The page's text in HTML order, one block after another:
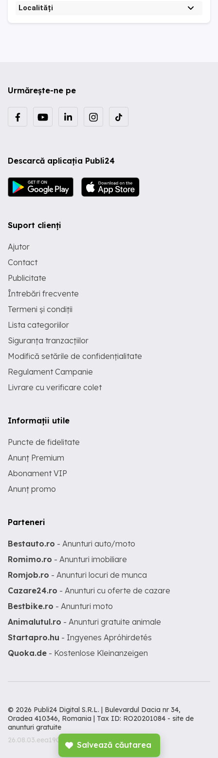
Salvează căutarea
Localități
Urmărește-ne pe
Descarcă aplicația Publi24
Suport clienți
Ajutor
Contact
Publicitate
Întrebări frecvente
Termeni și condiții
Lista categoriilor
Siguranța tranzacțiilor
Modifică setările de confidențialitate
Regulament Campanie
Livrare cu verificare colet
Informații utile
Puncte de fidelitate
Anunț Premium
Abonament VIP
Anunț promo
Parteneri
Bestauto.ro - Anunturi auto/moto
Romimo.ro - Anunturi imobiliare
Romjob.ro - Anunturi locuri de munca
Cazare24.ro - Anunturi cu oferte de cazare
Bestbike.ro - Anunturi moto
Animalutul.ro - Anunturi gratuite animale
Startapro.hu - Ingyenes Apróhirdetés
Quoka.de - Kostenlose Kleinanzeigen
© 2026 Publi24 Digital S.R.L. | Bulevardul Dacia nr 34,
Oradea 410346, Romania | Tax ID: RO20201084 - site de
anunturi gratuite
26.08.03.eea190d